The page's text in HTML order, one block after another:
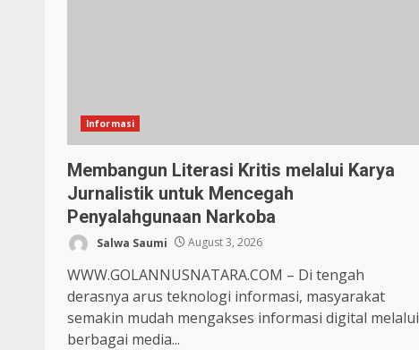
Informasi
Membangun Literasi Kritis melalui Karya
Jurnalistik untuk Mencegah
Penyalahgunaan Narkoba
Salwa Saumi August 3, 2026
WWW.GOLANNUSNATARA.COM – Di tengah
derasnya arus teknologi informasi, masyarakat
semakin mudah mengakses informasi digital melalui
berbagai media...